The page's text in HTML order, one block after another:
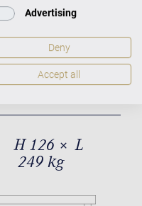
Dimensions et
H 126 × L
249 kg
Advertising
Deny
Accept all